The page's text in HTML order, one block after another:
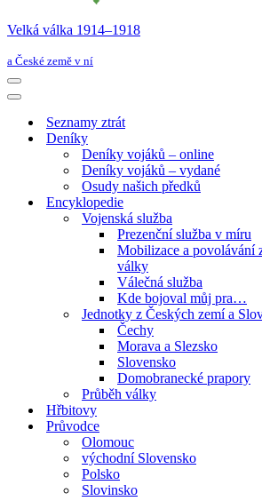
Velká válka 1914–⁠⁠⁠⁠⁠⁠1918
a České země v ní
Navigační
menu
Navigační
Seznamy ztrát
Deníky
Deníky vojáků – online
Deníky vojáků – vydané
Osudy našich předků
Encyklopedie
Vojenská služba
Prezenční služba v míru
Mobilizace a povolávání
války
Válečná služba
Kde bojoval můj pra…
Jednotky z Českých zemí a
Čechy
Morava a Slezsko
Slovensko
Domobranecké prapory
Průběh války
Hřbitovy
Průvodce
Olomouc
východní Slovensko
Polsko
Slovinsko